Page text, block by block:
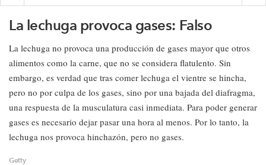
La lechuga provoca gases: Falso
La lechuga no provoca una producción de gases mayor que otros
alimentos como la carne, que no se considera flatulento. Sin
embargo, es verdad que tras comer lechuga el vientre se hincha,
pero no por culpa de los gases, sino por una bajada del diafragma,
una respuesta de la musculatura casi inmediata. Para poder generar
gases es necesario dejar pasar una hora al menos. Por lo tanto, la
lechuga nos provoca hinchazón, pero no gases.
Getty